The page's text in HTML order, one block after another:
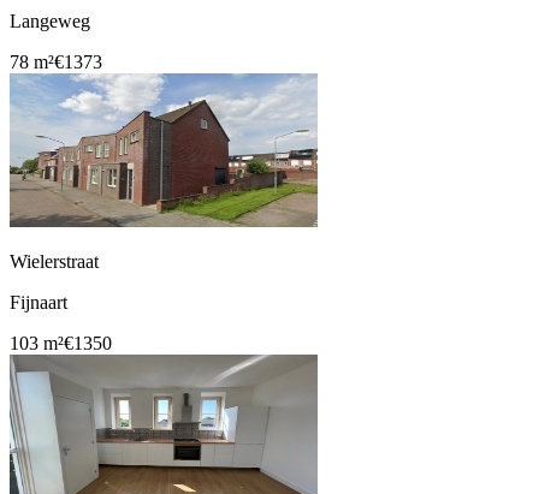
Langeweg
78 m²€1373
Wielerstraat
Fijnaart
103 m²€1350